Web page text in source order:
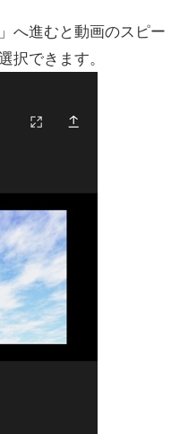
へ進むと動画のスピー
択できます。